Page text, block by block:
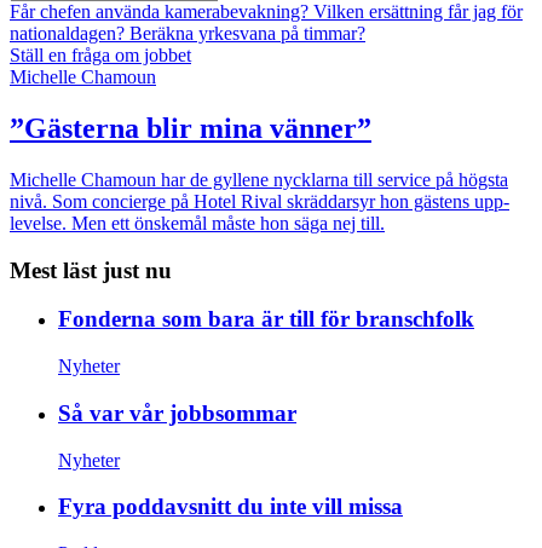
Får chefen använda kamerabevakning? Vilken ersättning får jag för
nationaldagen? Beräkna yrkesvana på timmar?
Ställ en fråga om jobbet
Michelle Chamoun
”Gästerna blir mina vänner”
Michelle Chamoun har de gyllene nycklarna till service på högsta
nivå. Som concierge på Hotel Rival skräddarsyr hon gästens upp­
levelse. Men ett önskemål måste hon säga nej till.
Mest läst just nu
Fonderna som bara är till för branschfolk
Nyheter
Så var vår jobbsommar
Nyheter
Fyra poddavsnitt du inte vill missa